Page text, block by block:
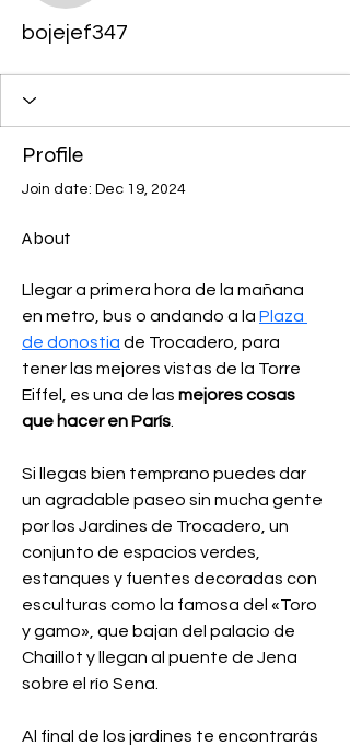
bojejef347
Profile
Join date: Dec 19, 2024
About
Llegar a primera hora de la mañana
en metro, bus o andando a la Plaza
de donostia de Trocadero, para
tener las mejores vistas de la Torre
Eiffel, es una de las mejores cosas
que hacer en París
Si llegas bien temprano puedes dar
un agradable paseo sin mucha gente
por los Jardines de Trocadero, un
conjunto de espacios verdes,
estanques y fuentes decoradas con
esculturas como la famosa del «Toro
y gamo», que bajan del palacio de
Chaillot y llegan al puente de Jena
sobre el río Sena.
Al final de los jardines te encontrarás